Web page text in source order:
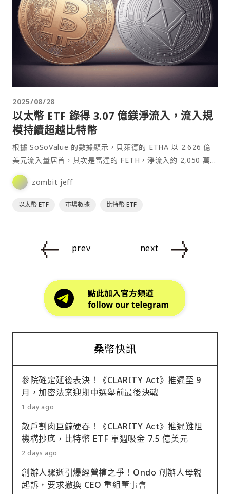
2025/08/28
以太幣 ETF 錄得 3.07 億鎂淨流入，流入規
模持續超越比特幣
根據 SoSoValue 的數據顯示，貝萊德的 ETHA 以 2.626 億
美元流入量居首，其次是富達的 FETH，淨流入約 2,050 萬
美元。⋯
zombit jeff
以太幣 ETF 市場數據 比特幣 ETF
prev next
桑幣快訊
參院確定延後表決！《CLARITY Act》推遲至 9
月，加密法案迎期中選舉前最後決戰
1 day ago
散戶割肉巨鯨硬吞！《CLARITY Act》推遲難阻
機構抄底，比特幣 ETF 單週吸金 7.5 億美元
2 days ago
創辦人驟逝引爆經營權之爭！Ondo 創辦人母親
起訴，要求撤換 CEO 重組董事會